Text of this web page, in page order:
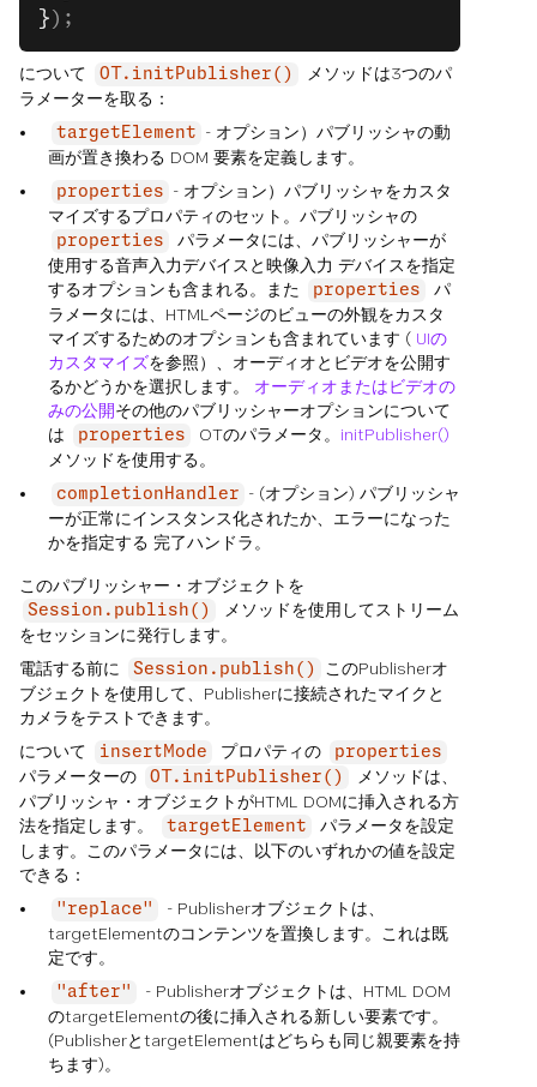
} );
について OT.initPublisher()
メソッドは3つのパ
ラメーターを取る：
targetElement
- オプション）パブリッシャの動
画が置き換わる DOM 要素を定義します。
properties
- オプション）パブリッシャをカスタ
マイズするプロパティのセット。パブリッシャの
properties
パラメータには、パブリッシャーが
使用する音声入力デバイスと映像入力 デバイスを指定
するオプションも含まれる。また
properties
パ
ラメータには、HTMLページのビューの外観をカスタ
マイズするためのオプションも含まれています ( UIの
カスタマイズを参照）、オーディオとビデオを公開す
るかどうかを選択します。 オーディオまたはビデオの
みの公開その他のパブリッシャーオプションについて
は
properties OTのパラメータ。 initPublisher()
メソッドを使用する。
completionHandler
- (オプション) パブリッシャ
ーが正常にインスタンス化されたか、エラーになった
かを指定する 完了ハンドラ。
このパブリッシャー・オブジェクトを
Session.publish()
メソッドを使用してストリーム
をセッションに発行します。
電話する前に
Session.publish()
このPublisherオ
ブジェクトを使用して、Publisherに接続されたマイクと
カメラをテストできます。
について
insertMode プロパティの properties
パラメーターの OT.initPublisher()
メソッドは、
パブリッシャ・オブジェクトがHTML DOMに挿入される方
法を指定します。
targetElement
パラメータを設定
します。このパラメータには、以下のいずれかの値を設定
できる：
"replace"
- Publisherオブジェクトは、
targetElementのコンテンツを置換します。これは既
定です。
"after"
- Publisherオブジェクトは、HTML DOM
のtargetElementの後に挿入される新しい要素です。
(PublisherとtargetElementはどちらも同じ親要素を持
ちます)。